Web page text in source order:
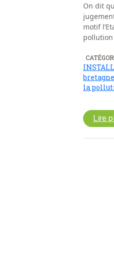
On dit
motif
pollution
bretagne
la
Lire